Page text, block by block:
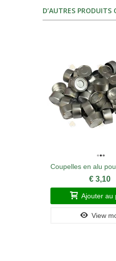
D’AUTRES
Coupelles en alu
€ 3,10
Ajouter au
View